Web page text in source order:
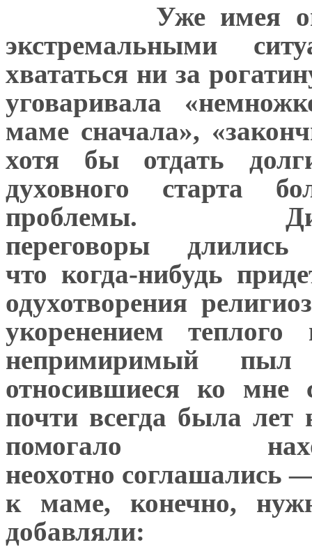
Уже имея
экстремальными
хвататься ни за
уговаривала
маме сначала»,
хотя бы отдать
духовного старта
проблемы.
переговоры
что когда-нибудь
одухотворения
укоренением
непримиримый
относившиеся ко
почти всегда была лет
помогало
неохотно соглашались
к маме, конечно,
добавляли: